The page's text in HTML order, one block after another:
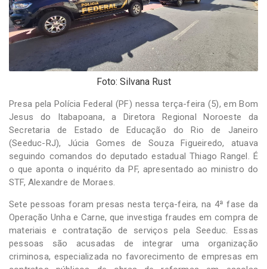
Sistemas
Foto: Silvana Rust
Presa pela Polícia Federal (PF) nessa terça-feira (5), em Bom
Jesus do Itabapoana, a Diretora Regional Noroeste da
Secretaria de Estado de Educação do Rio de Janeiro
(Seeduc-RJ), Júcia Gomes de Souza Figueiredo, atuava
seguindo comandos do deputado estadual Thiago Rangel. É
o que aponta o inquérito da PF, apresentado ao ministro do
STF, Alexandre de Moraes.
Sete pessoas foram presas nesta terça-feira, na 4ª fase da
Operação Unha e Carne, que investiga fraudes em compra de
materiais e contratação de serviços pela Seeduc. Essas
pessoas são acusadas de integrar uma organização
criminosa, especializada no favorecimento de empresas em